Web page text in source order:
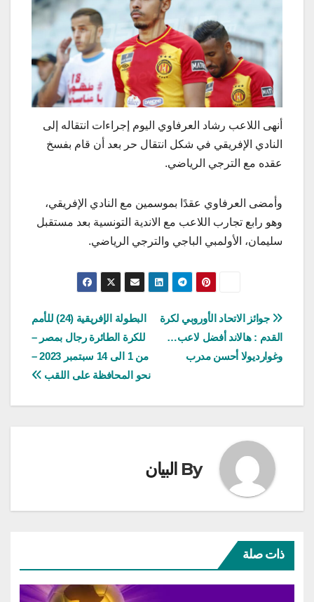
أنهى اللاعب رشاد العرفاوي اليوم إجراءات انتقاله إلى
النادي الإفريقي في شكل انتقال حر بعد أن قام بفسخ
عقده مع الترجي الرياضي.
وأمضى العرفاوي عقدًا بموسمين مع النادي الإفريقي،
وهو رابع تجارب اللاعب مع الاندية التونسية بعد مستقبل
سليمان، الأولمبي الباجي والترجي الرياضي.
تصفّح
المقالات
البطولة الإفريقية (24) للأمم
للكرة الطائرة رجال بمصر –
من 1 الى 14 سبتمبر 2023 –
نحو المحافظة على اللقب
جوائز الاتحاد الأوروبي لكرة
القدم : هالاند أفضل لاعب…
وغوارديولا أحسن مدرب
By البيان
ذات صلة